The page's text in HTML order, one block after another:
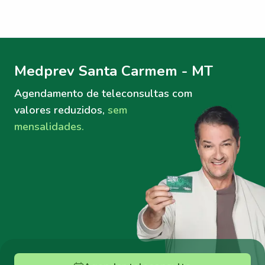
Medprev Santa Carmem - MT
Agendamento de teleconsultas com
valores reduzidos, sem
mensalidades.